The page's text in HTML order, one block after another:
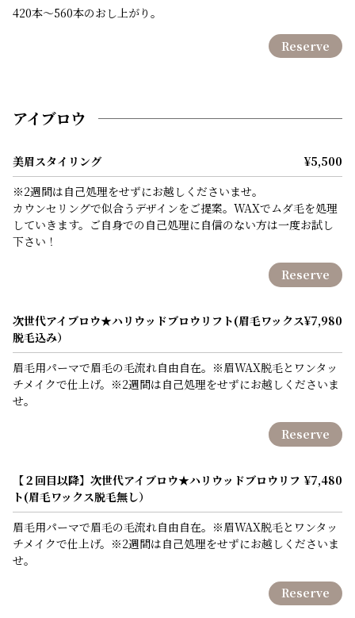
420本～560本のおし上がり。
Reserve
アイブロウ
美眉スタイリング
¥5,500
※2週間は自己処理をせずにお越しくださいませ。
カウンセリングで似合うデザインをご提案。WAXでムダ毛を処理
していきます。ご自身での自己処理に自信のない方は一度お試し
下さい！
Reserve
次世代アイブロウ★ハリウッドブロウリフト(眉毛ワックス
脱毛込み）
¥7,980
眉毛用パーマで眉毛の毛流れ自由自在。※眉WAX脱毛とワンタッ
チメイクで仕上げ。※2週間は自己処理をせずにお越しくださいま
せ。
Reserve
【２回目以降】次世代アイブロウ★ハリウッドブロウリフ
ト(眉毛ワックス脱毛無し）
¥7,480
眉毛用パーマで眉毛の毛流れ自由自在。※眉WAX脱毛とワンタッ
チメイクで仕上げ。※2週間は自己処理をせずにお越しくださいま
せ。
Reserve